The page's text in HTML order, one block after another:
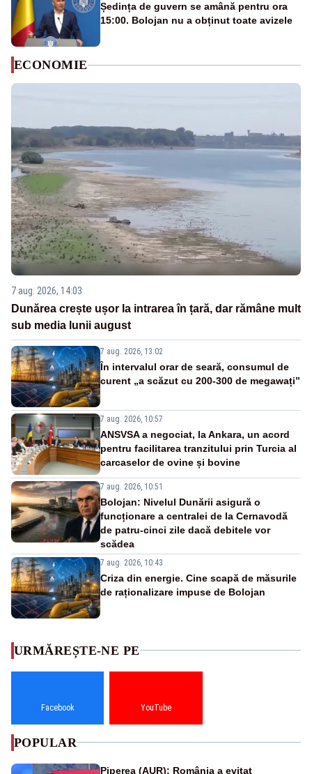
Ședința de guvern se amână pentru ora
15:00. Bolojan nu a obținut toate avizele
ECONOMIE
7 aug. 2026, 14:03
Dunărea crește ușor la intrarea în țară, dar rămâne mult
sub media lunii august
7 aug. 2026, 13:02
În intervalul orar de seară, consumul de
curent „a scăzut cu 200-300 de megawați”
7 aug. 2026, 10:57
ANSVSA a negociat, la Ankara, un acord
pentru facilitarea tranzitului prin Turcia al
carcaselor de ovine și bovine
7 aug. 2026, 10:51
Bolojan: Nivelul Dunării asigură o
funcționare a centralei de la Cernavodă
de patru-cinci zile dacă debitele vor
scădea
7 aug. 2026, 10:43
Criza din energie. Cine scapă de măsurile
de raționalizare impuse de Bolojan
URMĂREȘTE-NE PE
Facebook YouTube
POPULAR
Piperea (AUR): România a evitat